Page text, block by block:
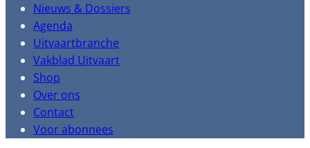
Nieuws & Dossiers
Agenda
Uitvaartbranche
Vakblad Uitvaart
Shop
Over ons
Contact
Voor abonnees